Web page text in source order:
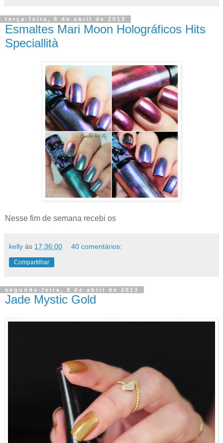
terça-feira, 9 de abril de 2013
Esmaltes Mari Moon Holográficos Hits
Speciallità
Nesse fim de semana recebi os
kelly às 17:36:00 40 comentários:
Compartilhar
segunda-feira, 8 de abril de 2013
Jade Mystic Gold